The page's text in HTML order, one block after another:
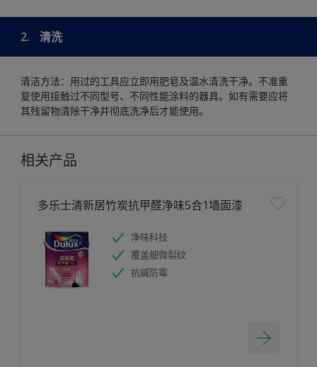
2. 清洗
清洁方法：用过的工具应立即用肥皂及温水清洗干净。不准重
复使用接触过不同型号、不同性能涂料的器具。如有需要应将
其残留物清除干净并彻底洗净后才能使用。
相关产品
多乐士清新居竹炭抗甲醛净味5合1墙面漆
净味科技
覆盖细微裂纹
抗碱防霉